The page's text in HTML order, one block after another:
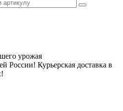
урожая
России! Курьерская доставка в